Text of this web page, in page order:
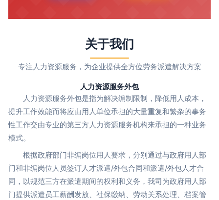
关于我们
专注人力资源服务，为企业提供全方位劳务派遣解决方案
人力资源服务外包
人力资源服务外包是指为解决编制限制，降低用人成本，
提升工作效能而将应由用人单位承担的大量重复和繁杂的事务
性工作交由专业的第三方人力资源服务机构来承担的一种业务
模式。
根据政府部门非编岗位用人要求，分别通过与政府用人部
门和非编岗位人员签订人才派遣/外包合同和派遣/外包人才合
同，以规范三方在派遣期间的权利和义务，我司为政府用人部
门提供派遣员工薪酬发放、社保缴纳、劳动关系处理、档案管